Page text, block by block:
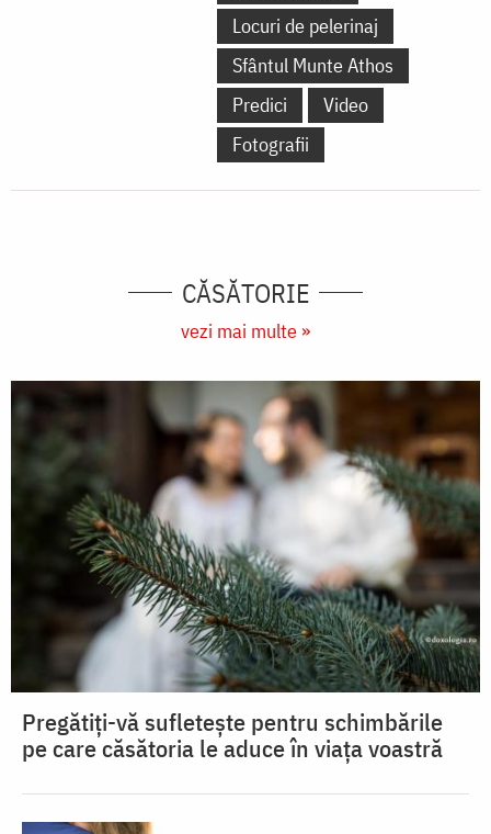
Locuri de pelerinaj
Sfântul Munte Athos
Predici
Video
Fotografii
CĂSĂTORIE
vezi mai multe »
Pregătiți-vă sufletește pentru schimbările
pe care căsătoria le aduce în viața voastră